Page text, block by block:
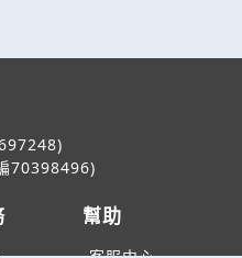
70398496)
幫助